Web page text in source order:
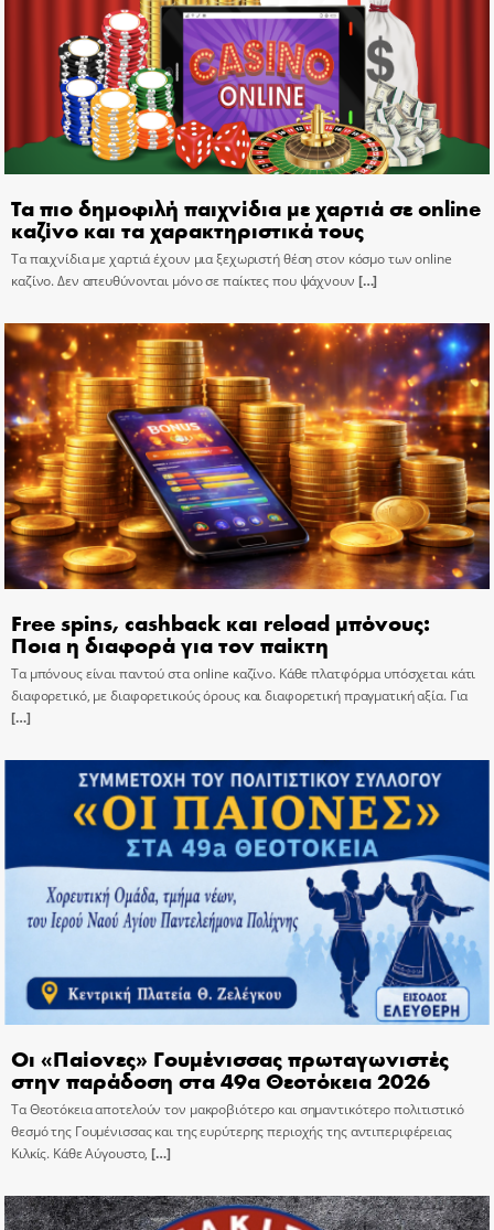
Τα πιο δημοφιλή παιχνίδια με χαρτιά σε online
καζίνο και τα χαρακτηριστικά τους
Τα παιχνίδια με χαρτιά έχουν μια ξεχωριστή θέση στον κόσμο των online
καζίνο. Δεν απευθύνονται μόνο σε παίκτες που ψάχνουν […]
Free spins, cashback και reload μπόνους:
Ποια η διαφορά για τον παίκτη
Τα μπόνους είναι παντού στα online καζίνο. Κάθε πλατφόρμα υπόσχεται κάτι
διαφορετικό, με διαφορετικούς όρους και διαφορετική πραγματική αξία. Για
[…]
Οι «Παίονες» Γουμένισσας πρωταγωνιστές
στην παράδοση στα 49α Θεοτόκεια 2026
Τα Θεοτόκεια αποτελούν τον μακροβιότερο και σημαντικότερο πολιτιστικό
θεσμό της Γουμένισσας και της ευρύτερης περιοχής της αντιπεριφέρειας
Κιλκίς. Κάθε Αύγουστο, […]